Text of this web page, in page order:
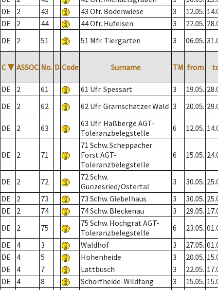
DE
2 43 43 Ofr. Bodenwiese 3 12.05.
DE
2 44 44 Ofr. Hufeisen 3 22.05.
DE
2 51 51 Mfr. Tiergarten 3 06.05.
C ▼ ASSOC No. D Code Surname TM from
DE 2 61 61 Ufr. Spessart 3 19.05.
DE
2 62 62 Ufr. Gramschatzer Wald 3 20.05.
DE 2 63
63 Ufr. Haßberge AGT-
Toleranzbelegstelle
6 12.05.
DE 2 71
71 Schw. Scheppacher
Forst AGT-
Toleranzbelegstelle
6 15.05.
DE 2 72
72 Schw.
Gunzesried/Ostertal
3 30.05.
DE
2 73 73 Schw. Giebelhaus 3 30.05.
DE
2 74 74 Schw. Bleckenau 3 29.05.
DE
2 75
75 Schw. Hochgrat AGT-
Toleranzbelegstelle
6 23.05.
DE
4 3 Waldhof 3 27.05.
DE
4 5 Hohenheide 3 20.05.
DE
4 7 Lattbusch 3 22.05.
DE
4 8 Schorfheide-Wildfang 3 15.05.